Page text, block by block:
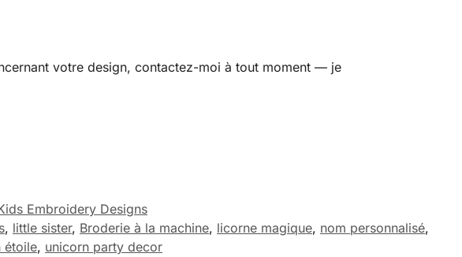
votre design, contactez-moi à tout moment — je
Embroidery Designs
, little sister, Broderie à la machine, licorne magique, nom personnalisé,
étoile, unicorn party decor